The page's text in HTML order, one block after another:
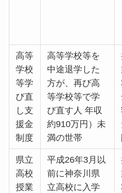
高等
学校
等学
び直
し支
援金
制度
高等学校等を
中途退学した
方が、再び高
等学校等で学
び直す人 年収
約910万円）未
満の世帯
県立
高校
授業
平成26年3月以
前に神奈川県
立高校に入学